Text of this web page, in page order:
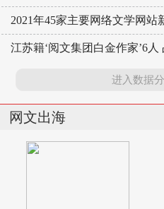
2021年45家主要网络文学网站
江苏籍‘阅文集团白金作家’6人
进入数据
网文出海